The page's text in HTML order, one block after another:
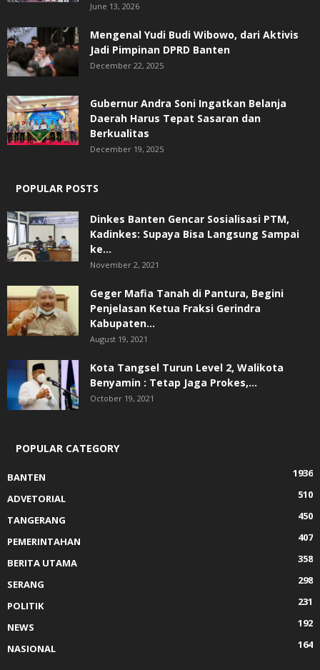
June 13, 2026
Mengenal Yudi Budi Wibowo, dari Aktivis
Jadi Pimpinan DPRD Banten
December 22, 2025
Gubernur Andra Soni Ingatkan Belanja
Daerah Harus Tepat Sasaran dan
Berkualitas
December 19, 2025
POPULAR POSTS
Dinkes Banten Gencar Sosialisasi PTM,
Kadinkes: Supaya Bisa Langsung Sampai
ke...
November 2, 2021
Geger Mafia Tanah di Pantura, Begini
Penjelasan Ketua Fraksi Gerindra
Kabupaten...
August 19, 2021
Kota Tangsel Turun Level 2, Walikota
Benyamin : Tetap Jaga Prokes,...
October 19, 2021
POPULAR CATEGORY
BANTEN
1936
ADVETORIAL
510
TANGERANG
450
PEMERINTAHAN
407
BERITA UTAMA
358
SERANG
298
POLITIK
231
NEWS
192
NASIONAL
164